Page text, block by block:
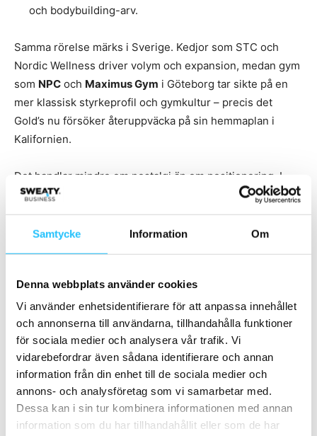
Samtycke Information Om
Denna webbplats använder cookies
Vi använder enhetsidentifierare för att anpassa innehållet
och annonserna till användarna, tillhandahålla funktioner
för sociala medier och analysera vår trafik. Vi
vidarebefordrar även sådana identifierare och annan
information från din enhet till de sociala medier och
annons- och analysföretag som vi samarbetar med.
Dessa kan i sin tur kombinera informationen med annan
information som du har tillhandahållit eller som de har
och bodybuilding-arv.
Samma rörelse märks i Sverige. Kedjor som STC och
Nordic Wellness driver volym och expansion, medan gym
som NPC och Maximus Gym i Göteborg tar sikte på en
mer klassisk styrkeprofil och gymkultur – precis det
Gold’s nu försöker återuppväcka på sin hemmaplan i
Kalifornien.
Det handlar mindre om nostalgi än om positionering. I
takt med att marknaden mognar blir det allt tydligare att
träningsupplevelsen delas upp i två riktningar:pris och
tillgänglighet
profil och identitet